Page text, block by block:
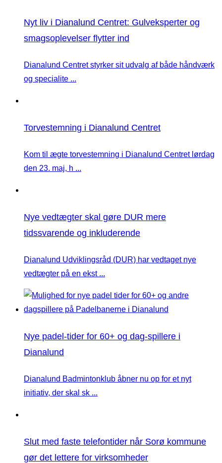
Nyt liv i Dianalund Centret: Gulveksperter og
smagsoplevelser flytter ind
Dianalund Centret styrker sit udvalg af både håndværk
og specialite ...
Torvestemning i Dianalund Centret
Kom til ægte torvestemning i Dianalund Centret lørdag
den 23. maj, h ...
Nye vedtægter skal gøre DUR mere
tidssvarende og inkluderende
Dianalund Udviklingsråd (DUR) har vedtaget nye
vedtægter på en ekst ...
Nye padel-tider for 60+ og dag-spillere i
Dianalund
Dianalund Badmintonklub åbner nu op for et nyt
initiativ, der skal sk ...
Slut med faste telefontider når Sorø kommune
gør det lettere for virksomheder